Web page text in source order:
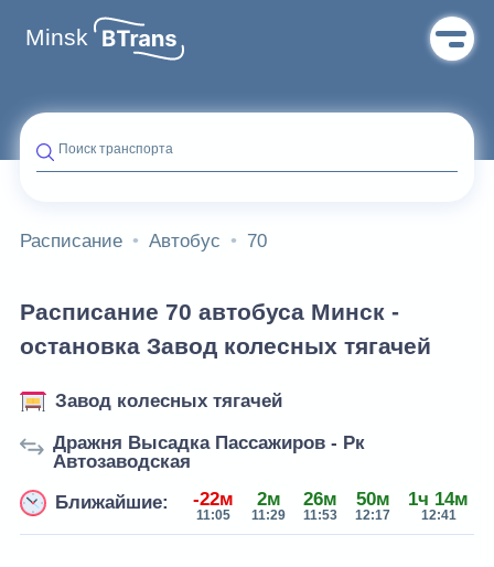
Minsk
Поиск транспорта
Расписание Автобус 70
Расписание 70 автобуса Минск -
остановка Завод колесных тягачей
Завод колесных тягачей
Дражня Высадка Пассажиров - Рк
Автозаводская
Ближайшие:
-22м
11:05
2м
11:29
26м
11:53
50м
12:17
1ч 14м
12:41